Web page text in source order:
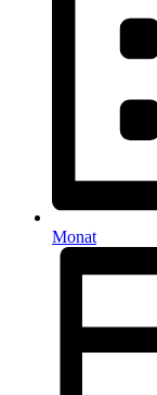
Monat